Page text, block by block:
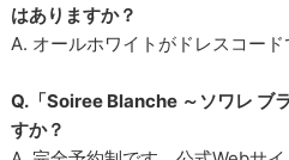
はありますか？
A. オールホワイトがドレスコード
Q.「Soiree Blanche ～ソワレ ブ
すか？